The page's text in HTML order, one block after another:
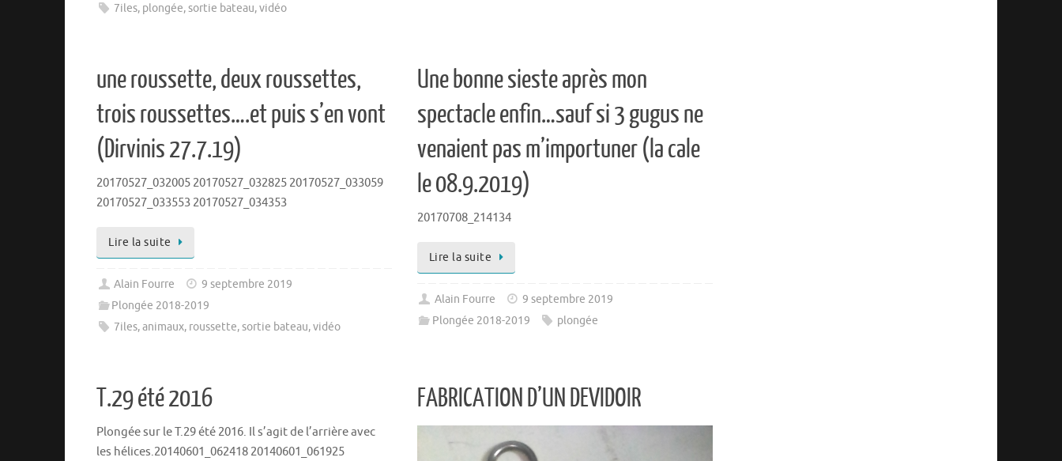
7iles, plongée,sortie bateau,vidéo
une roussette, deux roussettes,
trois roussettes….et puis s’en vont
(Dirvinis 27.7.19)
20170527_032005 20170527_032825 20170527_033059
20170527_033553 20170527_034353
Lire la suite
Alain Fourre
9 septembre 2019
Plongée 2018-2019
7iles,animaux, roussette,sortie bateau,vidéo
Une bonne sieste après mon
spectacle enfin…sauf si 3 gugus ne
venaient pas m’importuner (la cale
le 08.9.2019)
20170708_214134
Lire la suite
Alain Fourre
9 septembre 2019
Plongée 2018-2019
plongée
T.29 été 2016
Plongée sur le T.29 été 2016. Il s’agit de l’arrière avec
les hélices.20140601_062418 20140601_061925
FABRICATION D’UN DEVIDOIR